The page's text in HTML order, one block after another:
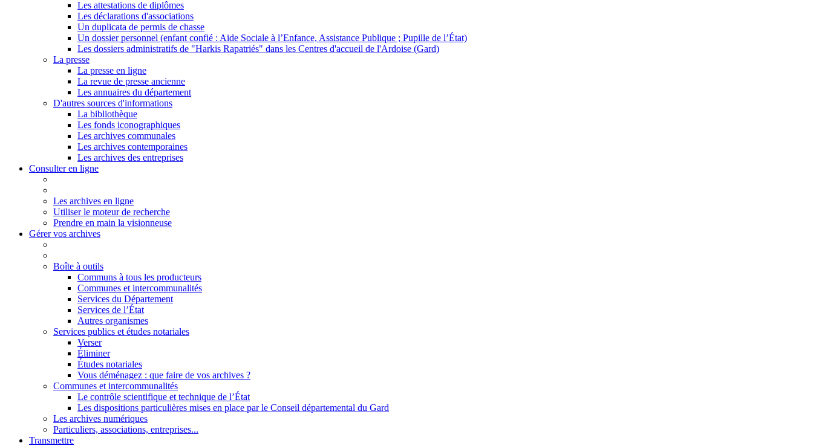
Les attestations de diplômes
Les déclarations d'associations
Un duplicata de permis de chasse
Un dossier personnel (enfant confié : Aide Sociale à l’Enfance, Assistance Publique ; Pupille de l’État)
Les dossiers administratifs de "Harkis Rapatriés" dans les Centres d'accueil de l'Ardoise (Gard)
La presse
La presse en ligne
La revue de presse ancienne
Les annuaires du département
D'autres sources d'informations
La bibliothèque
Les fonds iconographiques
Les archives communales
Les archives contemporaines
Les archives des entreprises
Consulter en ligne
Les archives en ligne
Utiliser le moteur de recherche
Prendre en main la visionneuse
Gérer vos archives
Boîte à outils
Communs à tous les producteurs
Communes et intercommunalités
Services du Département
Services de l’État
Autres organismes
Services publics et études notariales
Verser
Éliminer
Études notariales
Vous déménagez : que faire de vos archives ?
Communes et intercommunalités
Le contrôle scientifique et technique de l’État
Les dispositions particulières mises en place par le Conseil départemental du Gard
Les archives numériques
Particuliers, associations, entreprises...
Transmettre